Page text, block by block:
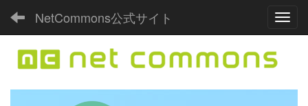
NetCommons公式サイト